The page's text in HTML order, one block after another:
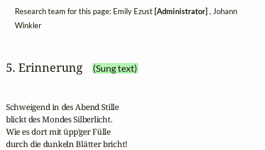
Research team for this page: Emily Ezust [Administrator] , Johann
Winkler
5. Erinnerung (Sung text)
Schweigend in des Abend Stille
blickt des Mondes Silberlicht.
Wie es dort mit üpp'ger Fülle
durch die dunkeln Blätter bricht!